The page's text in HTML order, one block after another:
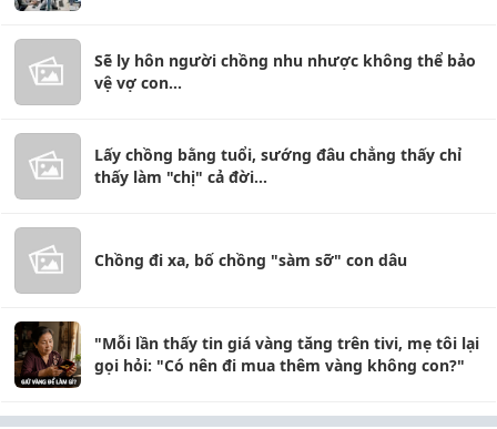
Sẽ ly hôn người chồng nhu nhược không thể bảo
vệ vợ con...
Lấy chồng bằng tuổi, sướng đâu chẳng thấy chỉ
thấy làm "chị" cả đời...
Chồng đi xa, bố chồng "sàm sỡ" con dâu
"Mỗi lần thấy tin giá vàng tăng trên tivi, mẹ tôi lại
gọi hỏi: "Có nên đi mua thêm vàng không con?"